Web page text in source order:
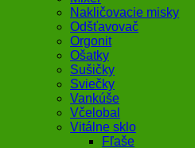
Nakličovacie misky
Odšťavovač
Orgonit
Ošatky
Sušičky
Sviečky
Vankúše
Včelobal
Vitálne sklo
Fľaše